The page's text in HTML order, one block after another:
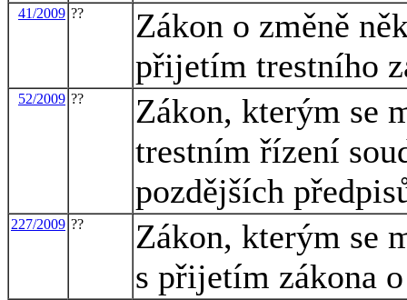
41/2009 ??
Zákon o změně
přijetím trestního
52/2009 ??
Zákon, kterým se
trestním řízení
pozdějších
227/2009 ??
Zákon, kterým se
s přijetím zákona